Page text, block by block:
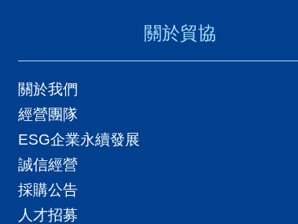
關於貿協
關於我們
經營團隊
ESG企業永續發展
誠信經營
採購公告
人才招募